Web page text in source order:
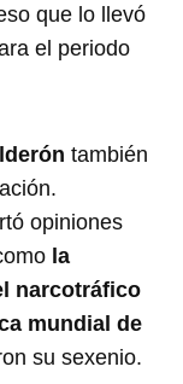
que lo llevó
el periodo
también
opiniones
la
narcotráfico
mundial de
su sexenio.